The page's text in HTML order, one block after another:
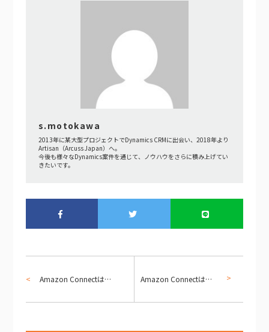
s.motokawa
2013年に某大型プロジェクトでDynamics CRMに出会い、2018年より
Artisan（Arcuss Japan）へ。
今後も様々なDynamics案件を通じて、ノウハウをさらに積み上げてい
きたいです。
Amazon Connectは○○を救うのか第４回 カスタマイズ Amazon Connectは○○を救うのか第５回 Dynamics 365との連携